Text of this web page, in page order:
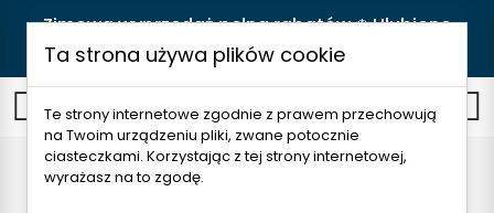
Zimowa wyprzedaż pełna rabatów ❄️ Ulubione
produkty teraz w lepszych cenach! 🛒
Okulary
Ta strona używa plików cookie
Te strony internetowe zgodnie z prawem przechowują
na Twoim urządzeniu pliki, zwane potocznie
ciasteczkami. Korzystając z tej strony internetowej,
wyrażasz na to zgodę.